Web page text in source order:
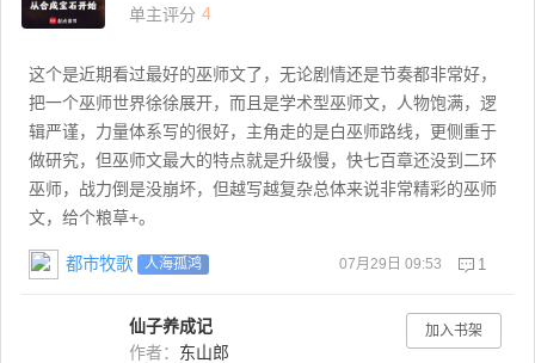
单主评分 4
这个是近期看过最好的巫师文了，无论剧情还是节奏都非常好，
把一个巫师世界徐徐展开，而且是学术型巫师文，人物饱满，逻
辑严谨，力量体系写的很好，主角走的是白巫师路线，更侧重于
做研究，但巫师文最大的特点就是升级慢，快七百章还没到二环
巫师，战力倒是没崩坏，但越写越复杂总体来说非常精彩的巫师
文，给个粮草+。
都市牧歌 人海孤鸿 07月29日 09:53 1
加入书架
仙子养成记
作者： 东山郎